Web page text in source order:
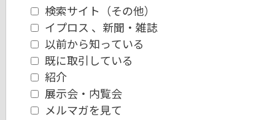
検索サイト（その他）
イプロス 、新聞・雑誌
以前から知っている
既に取引している
紹介
展示会・内覧会
メルマガを見て